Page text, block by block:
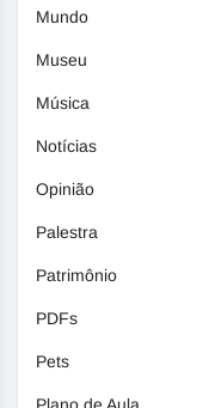
Mundo
Museu
Música
Notícias
Opinião
Palestra
Patrimônio
PDFs
Pets